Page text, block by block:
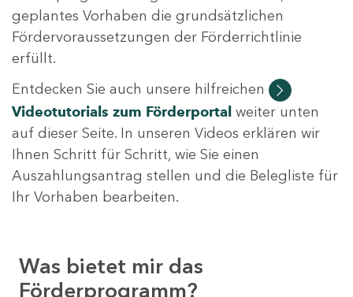
geplantes Vorhaben die grundsätzlichen
Fördervoraussetzungen der Förderrichtlinie
erfüllt.
Entdecken Sie auch unsere hilfreichen
Videotutorials zum Förderportal weiter unten
auf dieser Seite. In unseren Videos erklären wir
Ihnen Schritt für Schritt, wie Sie einen
Auszahlungsantrag stellen und die Belegliste für
Ihr Vorhaben bearbeiten.
Was bietet mir das
Förderprogramm?